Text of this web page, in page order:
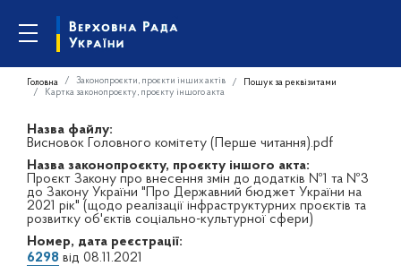
Головна Законопроєкти, проєкти інших актів
Пошук за реквізитами
Картка законопроєкту, проєкту іншого акта
Назва файлу:
Висновок Головного комітету (Перше читання).pdf
Назва законопроєкту, проєкту іншого акта:
Проєкт Закону про внесення змін до додатків №1 та №3
до Закону України "Про Державний бюджет України на
2021 рік" (щодо реалізації інфраструктурних проєктів та
розвитку об'єктів соціально-культурної сфери)
Номер, дата реєстрації:
6298 від 08.11.2021